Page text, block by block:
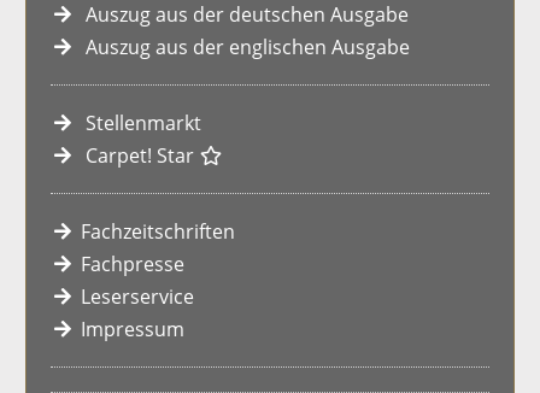
Auszug aus der deutschen Ausgabe
Auszug aus der englischen Ausgabe
Stellenmarkt
Carpet! Star
Fachzeitschriften
Fachpresse
Leserservice
Impressum